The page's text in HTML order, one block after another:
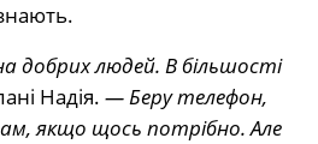
добрих людей. В більшості
Надія. — Беру телефон,
якщо щось потрібно. Але